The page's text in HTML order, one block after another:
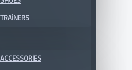
TRAINERS
ACCESSORIES